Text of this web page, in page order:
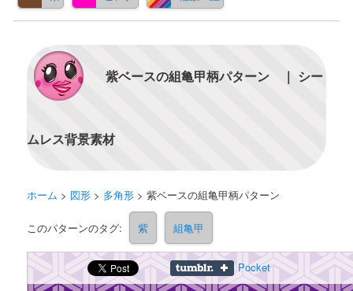
紫ベースの組亀甲柄パターン ｜ シー
ムレス背景素材
ホーム > 図形 > 多角形 >紫ベースの組亀甲柄パターン
このパターンのタグ: 紫 組亀甲
Pocket